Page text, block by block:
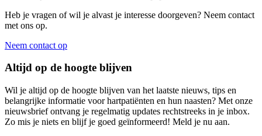
Heb je vragen of wil je alvast je interesse doorgeven? Neem contact
met ons op.
Neem contact op
Altijd op de hoogte blijven
Wil je altijd op de hoogte blijven van het laatste nieuws, tips en
belangrijke informatie voor hartpatiënten en hun naasten? Met onze
nieuwsbrief ontvang je regelmatig updates rechtstreeks in je inbox.
Zo mis je niets en blijf je goed geïnformeerd! Meld je nu aan.